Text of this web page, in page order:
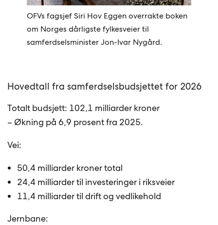
OFVs fagsjef Siri Hov Eggen overrakte boken
om Norges dårligste fylkesveier til
samferdselsminister Jon-Ivar Nygård.
Hovedtall fra samferdselsbudsjettet for 2026
Totalt budsjett: 102,1 milliarder kroner
– Økning på 6,9 prosent fra 2025.
Vei:
50,4 milliarder kroner total
24,4 milliarder til investeringer i riksveier
11,4 milliarder til drift og vedlikehold
Jernbane: